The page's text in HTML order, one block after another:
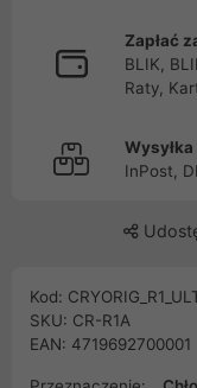
Zapłać
BLIK,
Raty,
InPost,
Kod:
SKU: CR-R1A
EAN: 4719692700001